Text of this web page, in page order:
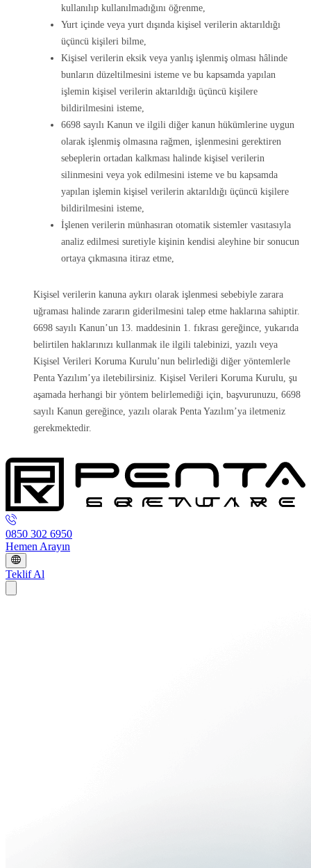
kullanılıp kullanılmadığını öğrenme,
Yurt içinde veya yurt dışında kişisel verilerin aktarıldığı
üçüncü kişileri bilme,
Kişisel verilerin eksik veya yanlış işlenmiş olması hâlinde
bunların düzeltilmesini isteme ve bu kapsamda yapılan
işlemin kişisel verilerin aktarıldığı üçüncü kişilere
bildirilmesini isteme,
6698 sayılı Kanun ve ilgili diğer kanun hükümlerine uygun
olarak işlenmiş olmasına rağmen, işlenmesini gerektiren
sebeplerin ortadan kalkması halinde kişisel verilerin
silinmesini veya yok edilmesini isteme ve bu kapsamda
yapılan işlemin kişisel verilerin aktarıldığı üçüncü kişilere
bildirilmesini isteme,
İşlenen verilerin münhasıran otomatik sistemler vasıtasıyla
analiz edilmesi suretiyle kişinin kendisi aleyhine bir sonucun
ortaya çıkmasına itiraz etme,
Kişisel verilerin kanuna aykırı olarak işlenmesi sebebiyle zarara
uğraması halinde zararın giderilmesini talep etme haklarına sahiptir.
6698 sayılı Kanun’un 13. maddesinin 1. fıkrası gereğince, yukarıda
belirtilen haklarınızı kullanmak ile ilgili talebinizi, yazılı veya
Kişisel Verileri Koruma Kurulu’nun belirlediği diğer yöntemlerle
Penta Yazılım’ya iletebilirsiniz. Kişisel Verileri Koruma Kurulu, şu
aşamada herhangi bir yöntem belirlemediği için, başvurunuzu, 6698
sayılı Kanun gereğince, yazılı olarak Penta Yazılım’ya iletmeniz
gerekmektedir.
0850 302 6950
Hemen Arayın
Teklif Al